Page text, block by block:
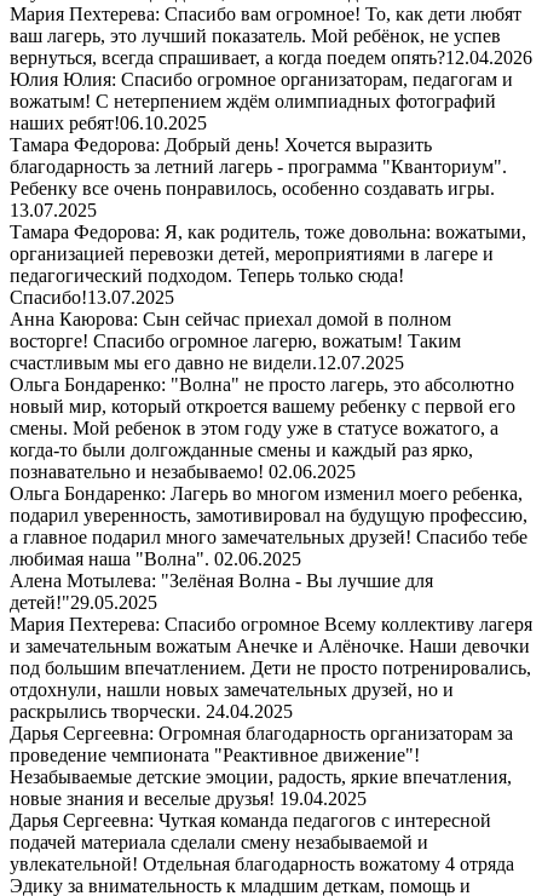
Мария Пехтерева: Спасибо вам огромное! То, как дети любят
ваш лагерь, это лучший показатель. Мой ребёнок, не успев
вернуться, всегда спрашивает, а когда поедем опять?12.04.2026
Юлия Юлия: Спасибо огромное организаторам, педагогам и
вожатым! С нетерпением ждём олимпиадных фотографий
наших ребят!06.10.2025
Тамара Федорова: Добрый день! Хочется выразить
благодарность за летний лагерь - программа "Кванториум".
Ребенку все очень понравилось, особенно создавать игры.
13.07.2025
Тамара Федорова: Я, как родитель, тоже довольна: вожатыми,
организацией перевозки детей, мероприятиями в лагере и
педагогический подходом. Теперь только сюда!
Спасибо!13.07.2025
Анна Каюрова: Сын сейчас приехал домой в полном
восторге! Спасибо огромное лагерю, вожатым! Таким
счастливым мы его давно не видели.12.07.2025
Ольга Бондаренко: "Волна" не просто лагерь, это абсолютно
новый мир, который откроется вашему ребенку с первой его
смены. Мой ребенок в этом году уже в статусе вожатого, а
когда-то были долгожданные смены и каждый раз ярко,
познавательно и незабываемо! 02.06.2025
Ольга Бондаренко: Лагерь во многом изменил моего ребенка,
подарил уверенность, замотивировал на будущую профессию,
а главное подарил много замечательных друзей! Спасибо тебе
любимая наша "Волна". 02.06.2025
Алена Мотылева: "Зелёная Волна - Вы лучшие для
детей!"29.05.2025
Мария Пехтерева: Спасибо огромное Всему коллективу лагеря
и замечательным вожатым Анечке и Алёночке. Наши девочки
под большим впечатлением. Дети не просто потренировались,
отдохнули, нашли новых замечательных друзей, но и
раскрылись творчески. 24.04.2025
Дарья Сергеевна: Огромная благодарность организаторам за
проведение чемпионата "Реактивное движение"!
Незабываемые детские эмоции, радость, яркие впечатления,
новые знания и веселые друзья! 19.04.2025
Дарья Сергеевна: Чуткая команда педагогов с интересной
подачей материала сделали смену незабываемой и
увлекательной! Отдельная благодарность вожатому 4 отряда
Эдику за внимательность к младшим деткам, помощь и